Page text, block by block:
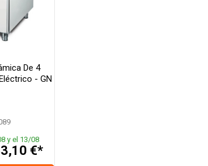
De 4
- GN
y el 13/08
€*